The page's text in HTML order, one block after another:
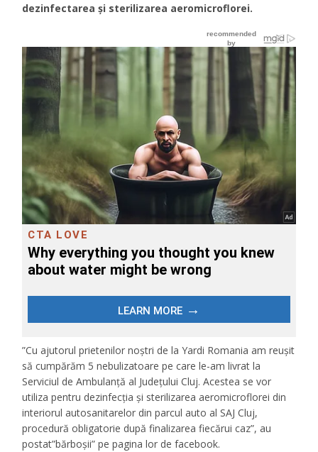
dezinfectarea și sterilizarea aeromicroflorei.
”Cu ajutorul prietenilor noștri de la Yardi Romania am reușit
să cumpărăm 5 nebulizatoare pe care le-am livrat la
Serviciul de Ambulanță al Județului Cluj. Acestea se vor
utiliza pentru dezinfecția și sterilizarea aeromicroflorei din
interiorul autosanitarelor din parcul auto al SAJ Cluj,
procedură obligatorie după finalizarea fiecărui caz”, au
postat”bărboșii” pe pagina lor de facebook.